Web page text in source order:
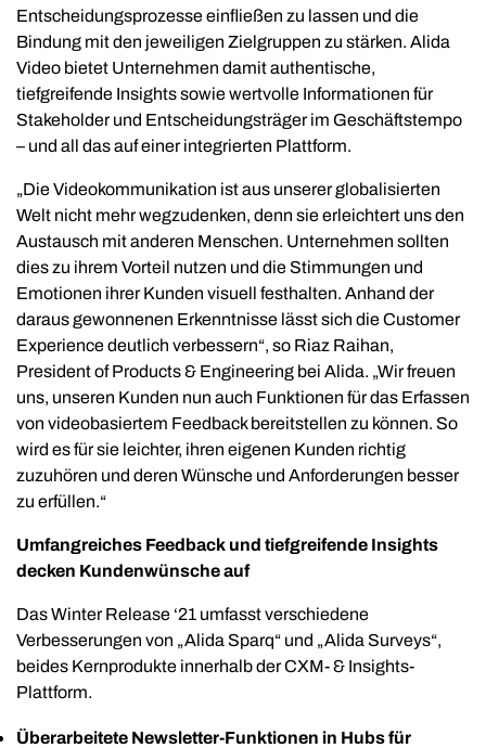
Entscheidungsprozesse einfließen zu lassen und die
Bindung mit den jeweiligen Zielgruppen zu stärken. Alida
Video bietet Unternehmen damit authentische,
tiefgreifende Insights sowie wertvolle Informationen für
Stakeholder und Entscheidungsträger im Geschäftstempo
– und all das auf einer integrierten Plattform.
„Die Videokommunikation ist aus unserer globalisierten
Welt nicht mehr wegzudenken, denn sie erleichtert uns den
Austausch mit anderen Menschen. Unternehmen sollten
dies zu ihrem Vorteil nutzen und die Stimmungen und
Emotionen ihrer Kunden visuell festhalten. Anhand der
daraus gewonnenen Erkenntnisse lässt sich die Customer
Experience deutlich verbessern“, so Riaz Raihan,
President of Products & Engineering bei Alida. „Wir freuen
uns, unseren Kunden nun auch Funktionen für das Erfassen
von videobasiertem Feedback bereitstellen zu können. So
wird es für sie leichter, ihren eigenen Kunden richtig
zuzuhören und deren Wünsche und Anforderungen besser
zu erfüllen.“
Umfangreiches Feedback und tiefgreifende Insights
decken Kundenwünsche auf
Das Winter Release ‘21 umfasst verschiedene
Verbesserungen von „Alida Sparq“ und „Alida Surveys“,
beides Kernprodukte innerhalb der CXM- & Insights-
Plattform.
Überarbeitete Newsletter-Funktionen in Hubs für